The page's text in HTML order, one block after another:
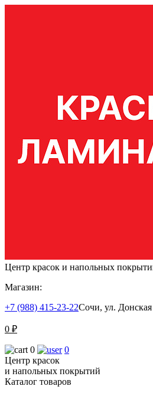
Центр красок и напольных
Магазин:
+7 (988) 415-23-22Сочи, ул.
0 ₽
0
0
Центр красок
и напольных покрытий
Каталог товаров